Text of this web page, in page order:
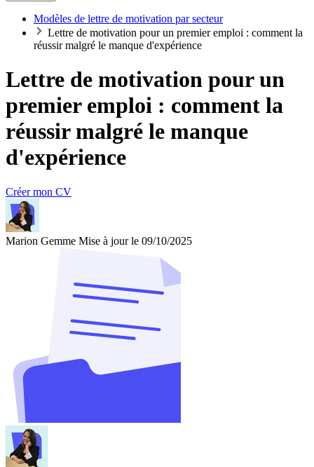
Modèles de lettre de motivation par secteur
Lettre de motivation pour un premier emploi : comment la
réussir malgré le manque d'expérience
Lettre de motivation pour un
premier emploi : comment la
réussir malgré le manque
d'expérience
Créer mon CV
Marion Gemme Mise à jour le 09/10/2025